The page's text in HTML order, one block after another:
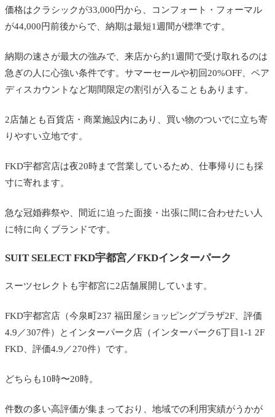
価格はクラシックが33,000円から、コンフォート・フォーマル
が44,000円前後からで、納期は最短1週間が標準です。
納期の速さが最大の強みで、来店から約1週間で受け取れるのは
急ぎの人に心強い条件です。サマーセールや初回20%OFF、ペア
ディスカウントなど期間限定の割引が入ることもあります。
2店舗とも百貨店・商業施設内にあり、買い物のついでに立ち寄
りやすい立地です。
FKD宇都宮店は夜20時まで営業しているため、仕事帰りにも採
寸に寄れます。
急な冠婚葬祭や、間近に迫った面接・出張に間に合わせたい人
に特に向くブランドです。
SUIT SELECT FKD宇都宮／FKDインターパーク
スーツセレクトも宇都宮に2店舗展開しています。
FKD宇都宮店（今泉町237 福田屋ショッピングプラザ2F、評価
4.9／307件）とインターパーク店（インターパーク6丁目1-1 2F
FKD、評価4.9／270件）です。
どちらも10時〜20時。
件数の多い高評価が集まっており、地域での利用実績がうかが